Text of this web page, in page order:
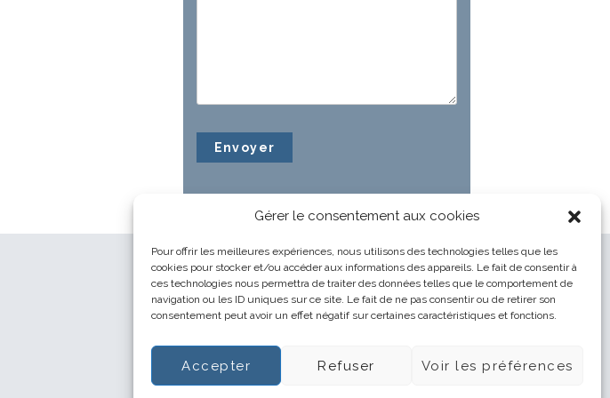
Gérer le consentement aux cookies
Pour offrir les meilleures expériences, nous utilisons des technologies telles que les
cookies pour stocker et/ou accéder aux informations des appareils. Le fait de consentir à
ces technologies nous permettra de traiter des données telles que le comportement de
navigation ou les ID uniques sur ce site. Le fait de ne pas consentir ou de retirer son
consentement peut avoir un effet négatif sur certaines caractéristiques et fonctions.
Accepter Refuser Voir les préférences